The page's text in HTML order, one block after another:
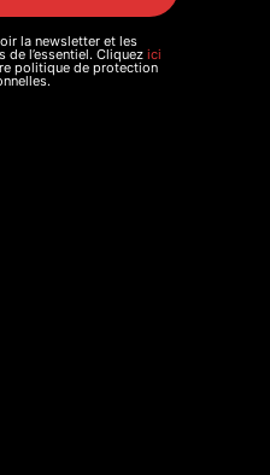
la newsletter et les
de l’essentiel. Cliquez ici
politique de protection